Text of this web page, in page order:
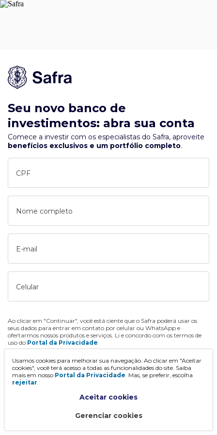
Seu novo banco de
investimentos: abra sua conta
Comece a investir com os especialistas do Safra, aproveite
benefícios exclusivos e um portfólio completo.
CPF
Nome completo
E-mail
Celular
Ao clicar em "Continuar", você está ciente que o Safra poderá usar os
seus dados para entrar em contato por celular ou WhatsApp e
ofertarmos nossos produtos e serviços. Li e concordo com os termos de
uso do Portal da Privacidade.
Continuar
Usamos cookies para melhorar sua navegação. Ao clicar em "Aceitar
cookies", você terá acesso a todas as funcionalidades do site. Saiba
mais em nosso Portal da Privacidade. Mas, se preferir, escolha
rejeitar.
Aceitar cookies
Gerenciar cookies